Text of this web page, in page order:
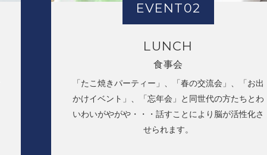
EVENT02
LUNCH
食事会
「たこ焼きパーティー」、「春の交流会」、「お出
かけイベント」、「忘年会」と同世代の方たちとわ
いわいがやがや・・・話すことにより脳が活性化さ
せられます。